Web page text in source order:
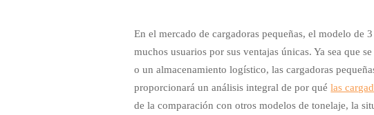
En el mercado de cargadoras pequeñas, el modelo de
muchos usuarios por sus ventajas únicas. Ya sea que
o un almacenamiento logístico, las cargadoras
proporcionará un análisis integral de por quélas
de la comparación con otros modelos de tonelaje, la